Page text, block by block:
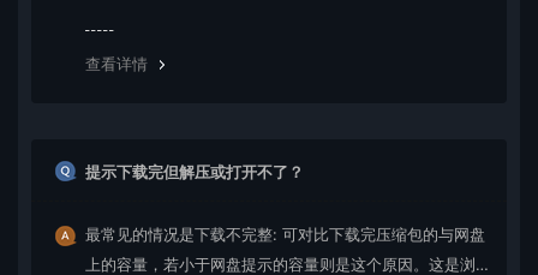
查看详情
提示下载完但解压或打开不了？
最常见的情况是下载不完整: 可对比下载完压缩包的与网盘
上的容量，若小于网盘提示的容量则是这个原因。这是浏